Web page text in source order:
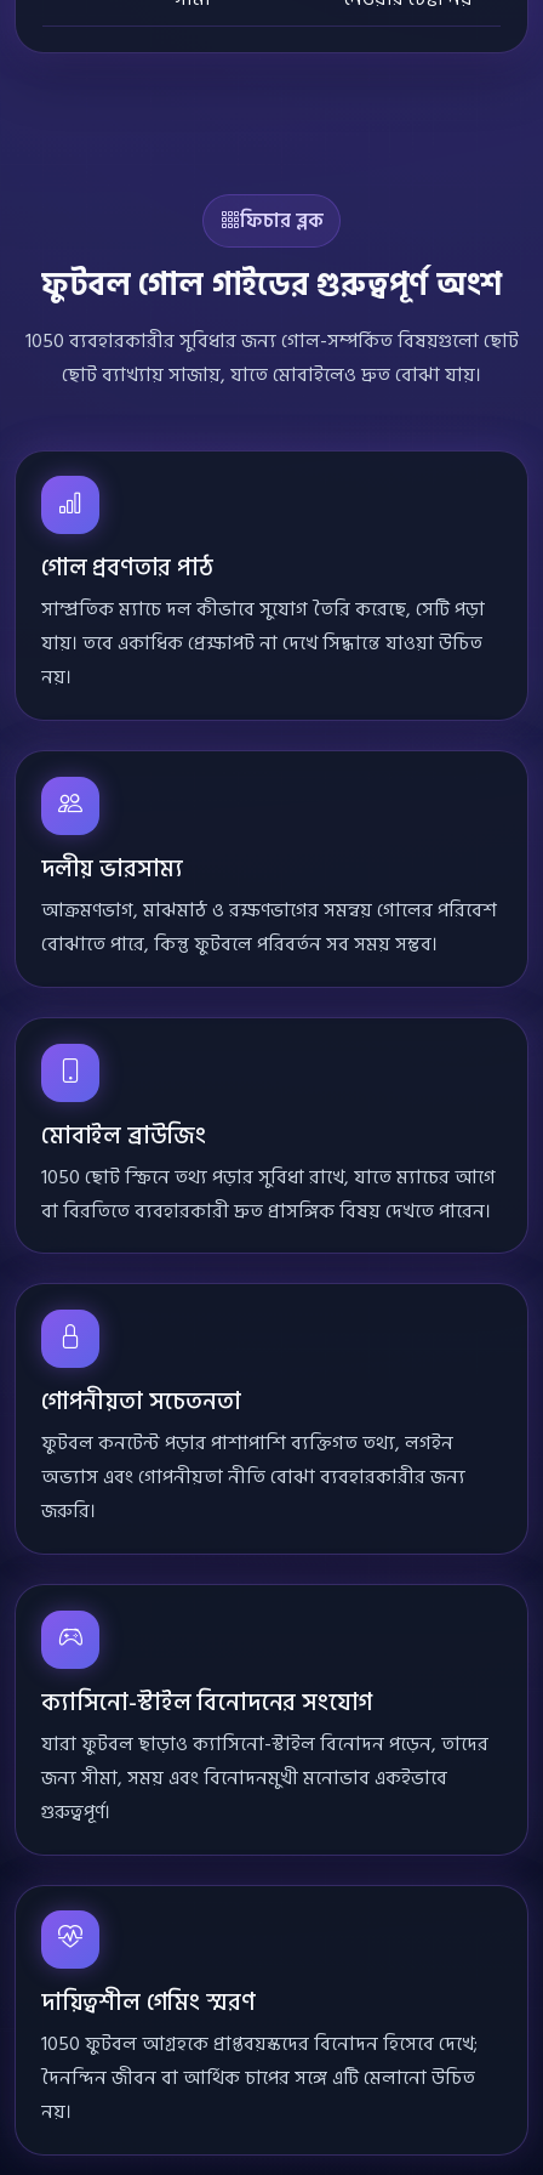
ফিচার ব্লক
ফুটবল গোল গাইডের গুরুত্বপূর্ণ অংশ
1050 ব্যবহারকারীর সুবিধার জন্য গোল-সম্পর্কিত বিষয়গুলো ছোট
ছোট ব্যাখ্যায় সাজায়, যাতে মোবাইলেও দ্রুত বোঝা যায়।
গোল প্রবণতার পাঠ
সাম্প্রতিক ম্যাচে দল কীভাবে সুযোগ তৈরি করেছে, সেটি পড়া
যায়। তবে একাধিক প্রেক্ষাপট না দেখে সিদ্ধান্তে যাওয়া উচিত
নয়।
দলীয় ভারসাম্য
আক্রমণভাগ, মাঝমাঠ ও রক্ষণভাগের সমন্বয় গোলের পরিবেশ
বোঝাতে পারে, কিন্তু ফুটবলে পরিবর্তন সব সময় সম্ভব।
মোবাইল ব্রাউজিং
1050 ছোট স্ক্রিনে তথ্য পড়ার সুবিধা রাখে, যাতে ম্যাচের আগে
বা বিরতিতে ব্যবহারকারী দ্রুত প্রাসঙ্গিক বিষয় দেখতে পারেন।
গোপনীয়তা সচেতনতা
ফুটবল কনটেন্ট পড়ার পাশাপাশি ব্যক্তিগত তথ্য, লগইন
অভ্যাস এবং গোপনীয়তা নীতি বোঝা ব্যবহারকারীর জন্য
জরুরি।
ক্যাসিনো-স্টাইল বিনোদনের সংযোগ
যারা ফুটবল ছাড়াও ক্যাসিনো-স্টাইল বিনোদন পড়েন, তাদের
জন্য সীমা, সময় এবং বিনোদনমুখী মনোভাব একইভাবে
গুরুত্বপূর্ণ।
দায়িত্বশীল গেমিং স্মরণ
1050 ফুটবল আগ্রহকে প্রাপ্তবয়স্কদের বিনোদন হিসেবে দেখে;
দৈনন্দিন জীবন বা আর্থিক চাপের সঙ্গে এটি মেলানো উচিত
নয়।